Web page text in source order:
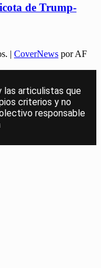
de Trump-
| CoverNews por AF
las articulistas que
criterios y no
responsable